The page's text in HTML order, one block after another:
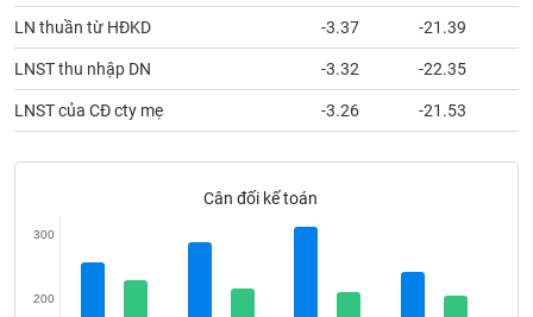
LN thuần từ HĐKD -3.37 -21.39
LNST thu nhập DN -3.32 -22.35
LNST của CĐ cty mẹ -3.26 -21.53
Cân đối kế toán
200
300
tích
(-)
Thuật
ngữ
Dịch